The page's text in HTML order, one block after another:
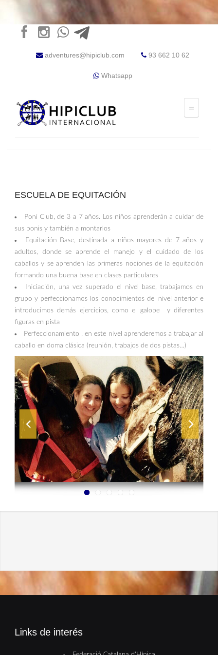
adventures@hipiclub.com 93 662 10 62
Whatsapp
ESCUELA DE EQUITACIÓN
Poni Club, de 3 a 7 años. Los niños aprenderán a cuidar de
sus ponis y también a montarlos
Equitación Base, destinada a niños mayores de 7 años y
adultos, donde se aprende el manejo y el cuidado de los
caballos y se aprenden las primeras nociones de la equitación
formando una buena base en clases particulares
Iniciación, una vez superado el nivel base, trabajamos en
grupo y perfeccionamos los conocimientos del nivel anterior e
introducimos demás ejercicios, como el galope y diferentes
figuras en pista
Perfeccionamiento , en este nivel aprenderemos a trabajar al
caballo en doma clásica (reunión, trabajos de dos pistas…)
Links de interés